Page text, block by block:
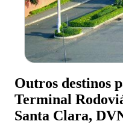
Outros destinos
Terminal
Santa Clara,